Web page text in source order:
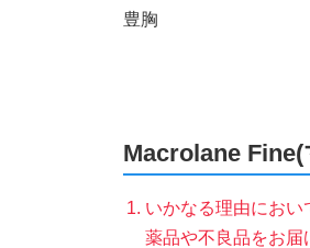
豊胸
Macrolane
いかなる理由にお
薬品や不良品をお届